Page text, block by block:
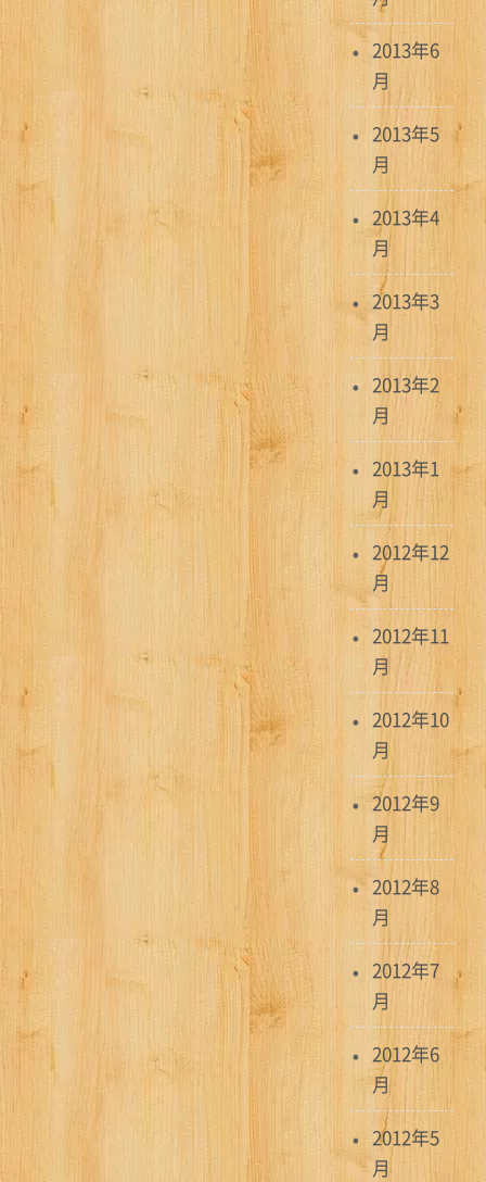
2013年6
月
2013年5
月
2013年4
月
2013年3
月
2013年2
月
2013年1
月
2012年12
月
2012年11
月
2012年10
月
2012年9
月
2012年8
月
2012年7
月
2012年6
月
2012年5
月